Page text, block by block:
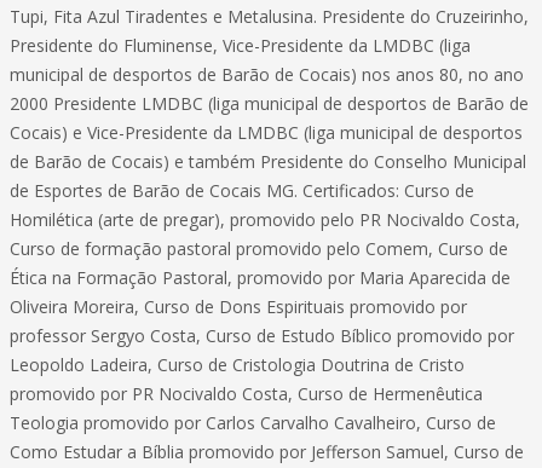
Tupi, Fita Azul Tiradentes e Metalusina. Presidente do Cruzeirinho,
Presidente do Fluminense, Vice-Presidente da LMDBC (liga
municipal de desportos de Barão de Cocais) nos anos 80, no ano
2000 Presidente LMDBC (liga municipal de desportos de Barão de
Cocais) e Vice-Presidente da LMDBC (liga municipal de desportos
de Barão de Cocais) e também Presidente do Conselho Municipal
de Esportes de Barão de Cocais MG. Certificados: Curso de
Homilética (arte de pregar), promovido pelo PR Nocivaldo Costa,
Curso de formação pastoral promovido pelo Comem, Curso de
Ética na Formação Pastoral, promovido por Maria Aparecida de
Oliveira Moreira, Curso de Dons Espirituais promovido por
professor Sergyo Costa, Curso de Estudo Bíblico promovido por
Leopoldo Ladeira, Curso de Cristologia Doutrina de Cristo
promovido por PR Nocivaldo Costa, Curso de Hermenêutica
Teologia promovido por Carlos Carvalho Cavalheiro, Curso de
Como Estudar a Bíblia promovido por Jefferson Samuel, Curso de